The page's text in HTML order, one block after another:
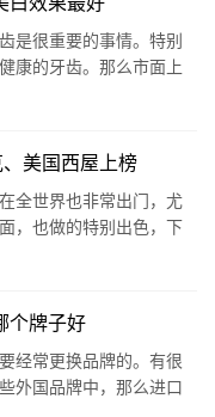
很重要的事情。特别
康的牙齿。那么市面上
就为你推荐美白牙膏品
美国西屋上榜
全世界也非常出门，尤
，也做的特别出色，下
牌都有哪些吧。 美国冰
个牌子好
常更换品牌的。有很
外国品牌中，那么进口
进口牙膏品牌排行榜，